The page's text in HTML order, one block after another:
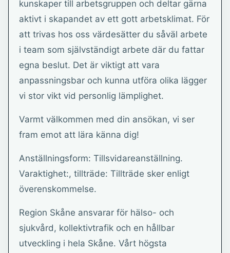
kunskaper till arbetsgruppen och deltar gärna
aktivt i skapandet av ett gott arbetsklimat. För
att trivas hos oss värdesätter du såväl arbete
i team som självständigt arbete där du fattar
egna beslut. Det är viktigt att vara
anpassningsbar och kunna utföra olika lägger
vi stor vikt vid personlig lämplighet.
Varmt välkommen med din ansökan, vi ser
fram emot att lära känna dig!
Anställningsform: Tillsvidareanställning.
Varaktighet:, tillträde: Tillträde sker enligt
överenskommelse.
Region Skåne ansvarar för hälso- och
sjukvård, kollektivtrafik och en hållbar
utveckling i hela Skåne. Vårt högsta